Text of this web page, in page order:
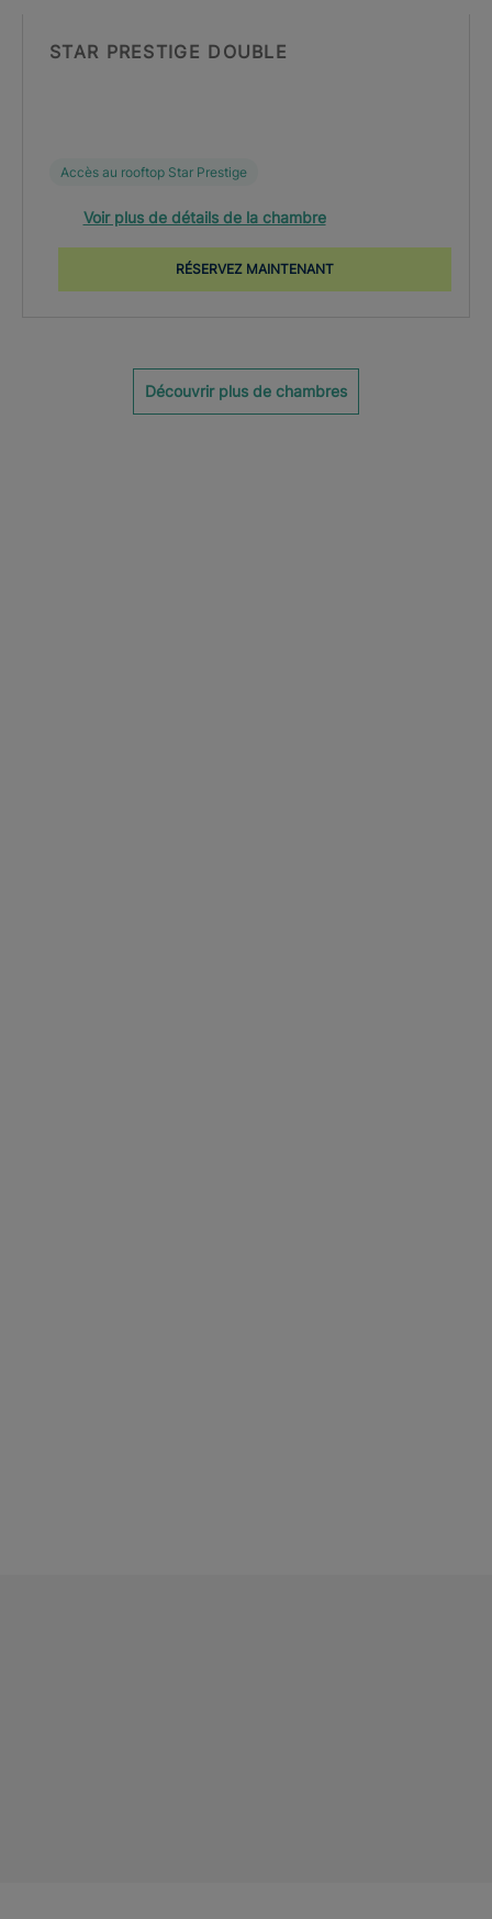
STAR PRESTIGE DOUBLE
Accès au rooftop Star Prestige
Voir plus de détails de la chambre
RÉSERVEZ MAINTENANT
Découvrir plus de chambres